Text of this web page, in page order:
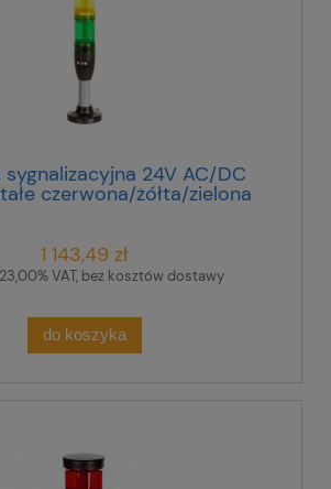
sygnalizacyjna 24V AC/DC
czerwona/żółta/zielona
1 143,49 zł
VAT, bez kosztów dostawy
do koszyka